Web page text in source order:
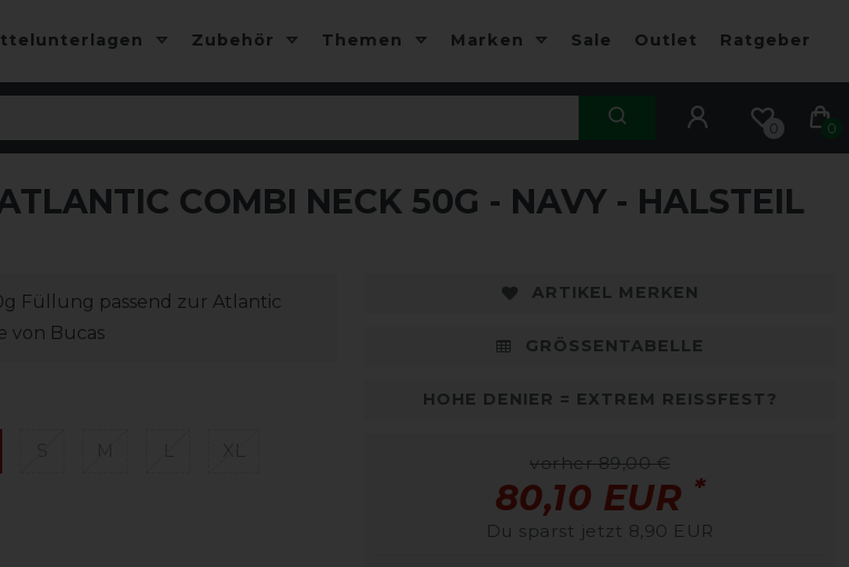
Zubehör Themen Marken Sale Outlet Ratgeber
0 0
COMBI NECK 50G - NAVY - HALSTEIL
Füllung passend zur Atlantic
von Bucas
ARTIKEL MERKEN
GRÖSSENTABELLE
HOHE DENIER = EXTREM REISSFEST?
vorher 89,00 €
80,10 EUR *
Du sparst jetzt 8,90 EUR